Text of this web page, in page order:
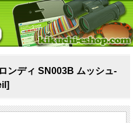
ンディ SN003B ムッシュ‐